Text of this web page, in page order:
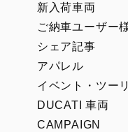
新入荷車両
ご納車ユーザー
シェア記事
アパレル
イベント・ツー
DUCATI 車両
CAMPAIGN